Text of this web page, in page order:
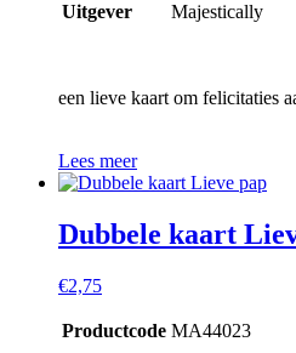
Uitgever Majestically
een lieve kaart om felicitaties
Lees meer
Dubbele kaart
€2,75
Productcode MA44023